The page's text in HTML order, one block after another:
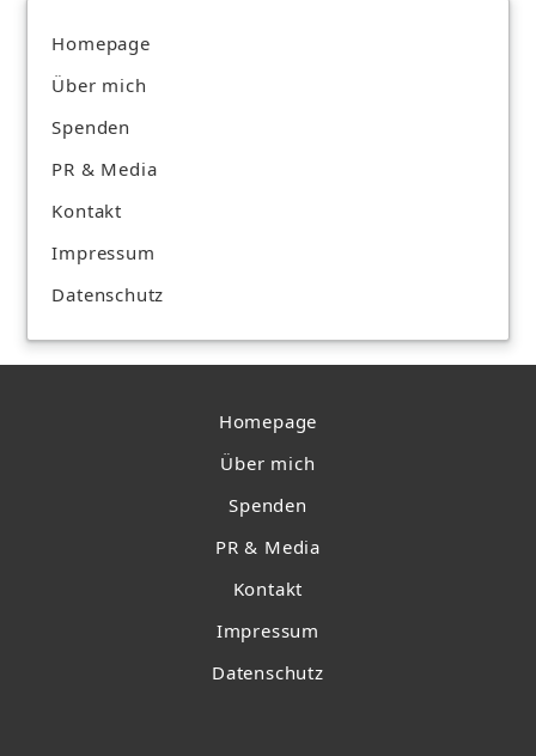
Homepage
Über mich
Spenden
PR & Media
Kontakt
Impressum
Datenschutz
Homepage
Über mich
Spenden
PR & Media
Kontakt
Impressum
Datenschutz